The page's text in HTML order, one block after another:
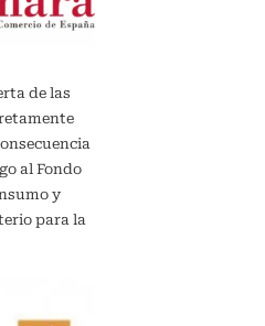
de las
al Fondo
y
para la